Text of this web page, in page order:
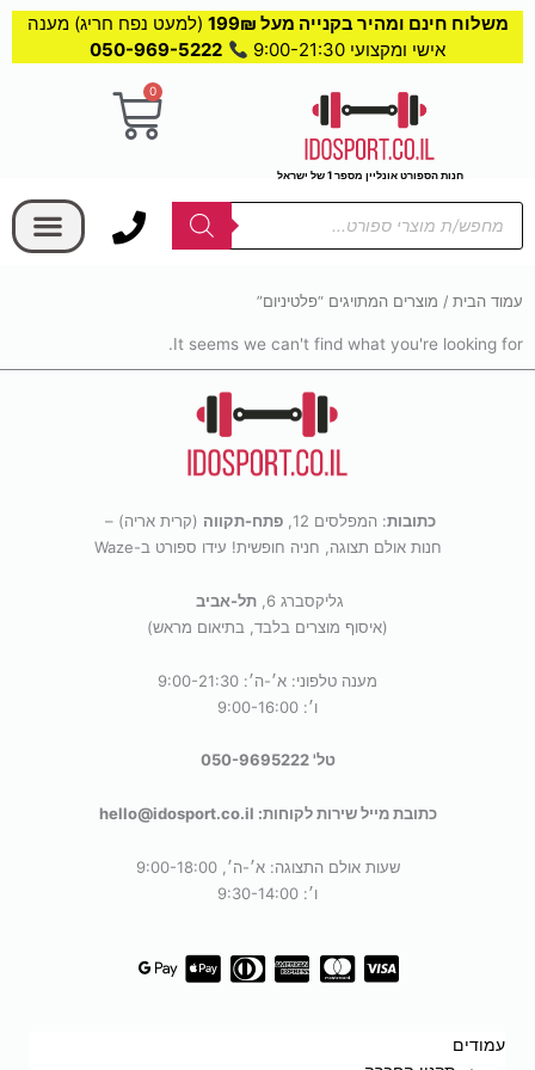
משלוח חינם ומהיר בקנייה מעל 199₪
(למעט נפח חריג) מענה
אישי ומקצועי 9:00-21:30
050-969-5222
חנות הספורט אונליין מספר 1 של ישראל
0
עגלת
Products
search
עמוד הבית / מוצרים המתויגים “פלטיניום”
It seems we can't find what you're looking for.
כתובות: המפלסים 12, פתח-תקווה (קרית אריה) –
חנות אולם תצוגה, חניה חופשית! עידו ספורט ב-Waze
גליקסברג 6,
תל-אביב
(איסוף מוצרים בלבד, בתיאום מראש)
מענה טלפוני: א׳-ה׳: 9:00-21:30
ו׳: 9:00-16:00
טל' 050-9695222
כתובת מייל שירות לקוחות: hello@idosport.co.il
שעות אולם התצוגה: א׳-ה׳, 9:00-18:00
ו׳: 9:30-14:00
עמודים